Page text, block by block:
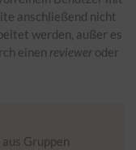
anschließend nicht
werden, außer es
einen reviewer oder
Gruppen